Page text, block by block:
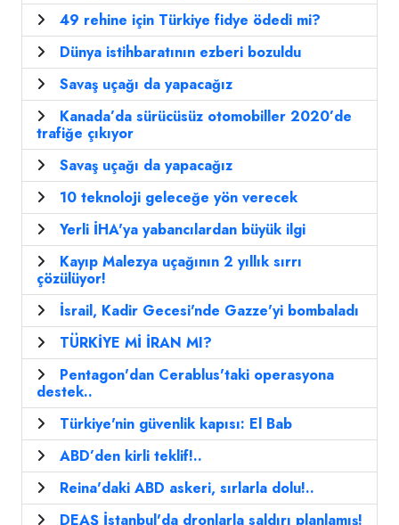
49 rehine için Türkiye fidye ödedi mi?
Dünya istihbaratının ezberi bozuldu
Savaş uçağı da yapacağız
Kanada’da sürücüsüz otomobiller 2020’de
trafiğe çıkıyor
Savaş uçağı da yapacağız
10 teknoloji geleceğe yön verecek
Yerli İHA'ya yabancılardan büyük ilgi
Kayıp Malezya uçağının 2 yıllık sırrı
çözülüyor!
İsrail, Kadir Gecesi'nde Gazze'yi bombaladı
TÜRKİYE Mİ İRAN MI?
Pentagon'dan Cerablus'taki operasyona
destek..
Türkiye'nin güvenlik kapısı: El Bab
ABD’den kirli teklif!..
Reina'daki ABD askeri, sırlarla dolu!..
DEAŞ İstanbul'da dronlarla saldırı planlamış!